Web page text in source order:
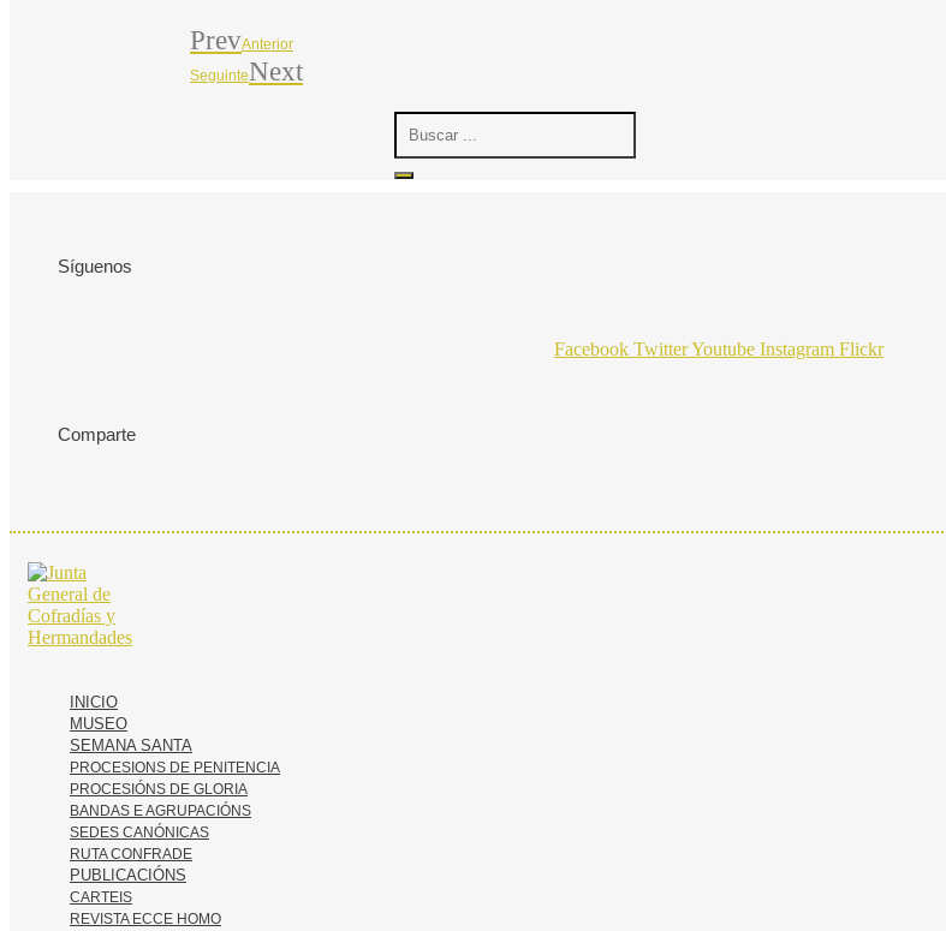
PrevAnterior
SeguinteNext
Search
Síguenos
Facebook TwitterYoutube Instagram Flickr
Comparte
INICIO
MUSEO
SEMANA SANTA
PROCESIONS DE PENITENCIA
PROCESIÓNS DE GLORIA
BANDAS E AGRUPACIÓNS
SEDES CANÓNICAS
RUTA CONFRADE
PUBLICACIÓNS
CARTEIS
REVISTA ECCE HOMO